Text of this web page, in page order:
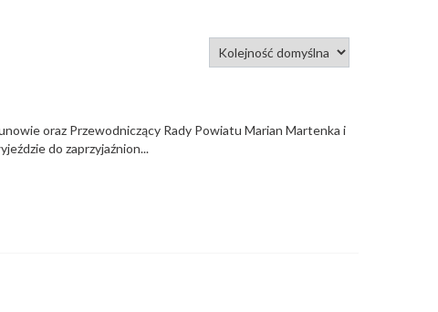
oraz Przewodniczący Rady Powiatu Marian Martenka i
do zaprzyjaźnion...